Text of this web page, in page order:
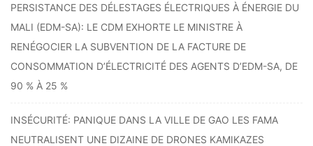
PERSISTANCE DES DÉLESTAGES ÉLECTRIQUES À ÉNERGIE DU
MALI (EDM-SA): LE CDM EXHORTE LE MINISTRE À
RENÉGOCIER LA SUBVENTION DE LA FACTURE DE
CONSOMMATION D’ÉLECTRICITÉ DES AGENTS D’EDM-SA, DE
90 % À 25 %
INSÉCURITÉ: PANIQUE DANS LA VILLE DE GAO LES FAMA
NEUTRALISENT UNE DIZAINE DE DRONES KAMIKAZES